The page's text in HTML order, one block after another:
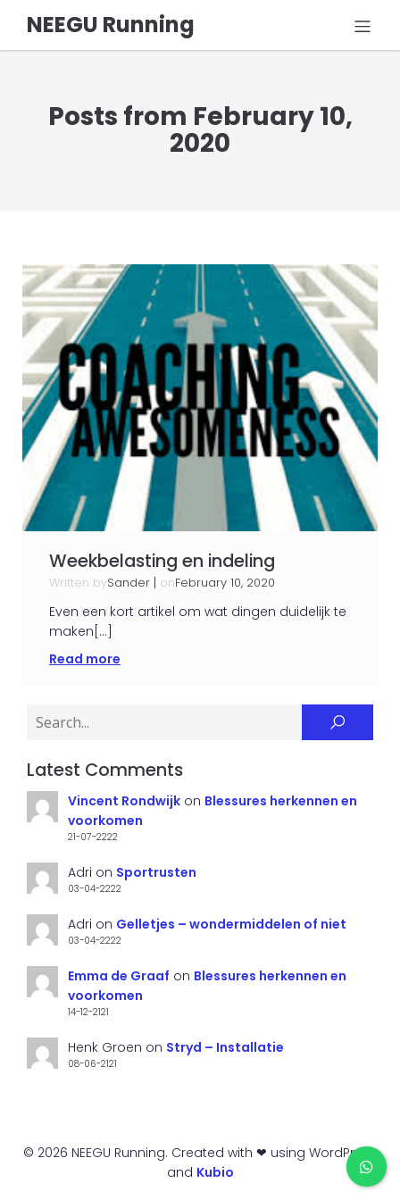
NEEGU Running
Posts from February 10,
2020
Weekbelasting en indeling
Written bySander | onFebruary 10, 2020
Even een kort artikel om wat dingen duidelijk te
maken[…]
Read more
Latest Comments
Vincent Rondwijkon Blessures herkennen en
voorkomen
21-07-2222
Adri on Sportrusten
03-04-2222
Adri on Gelletjes – wondermiddelen of niet
03-04-2222
Emma de Graaf on Blessures herkennen en
voorkomen
14-12-2121
Henk Groen on Stryd – Installatie
08-06-2121
© 2026 NEEGU Running. Created with ❤ using WordPress
and Kubio